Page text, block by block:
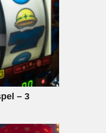
– 3